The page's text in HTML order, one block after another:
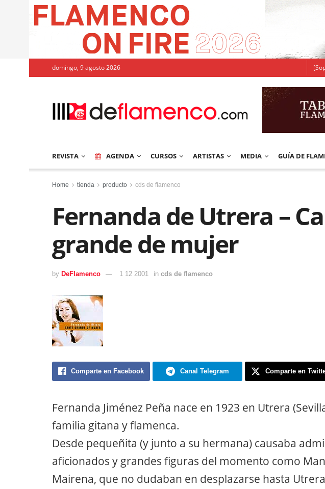
domingo, 9 agosto 2026
REVISTA AGENDA CURSOS ARTISTAS MEDIA GUÍA DE
Home tienda producto cds de flamenco
Fernanda de Utrera –
grande de mujer
by DeFlamenco 1 12 2001 in cds de flamenco
Comparte en Facebook Canal Telegram Comparte en
Fernanda Jiménez Peña nace en 1923 en Utrera
familia gitana y flamenca.
Desde pequeñita (y junto a su hermana) causaba
aficionados y grandes figuras del momento como
Mairena, que no dudaban en desplazarse hasta